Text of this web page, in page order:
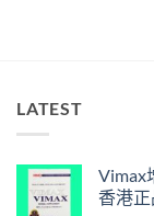
LATEST
Vimax
香港正